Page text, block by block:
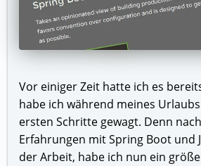
Vor einiger Zeit hatte ich es
habe ich während meines
ersten Schritte gewagt. Denn
Erfahrungen mit Spring Boot und
der Arbeit, habe ich nun ein